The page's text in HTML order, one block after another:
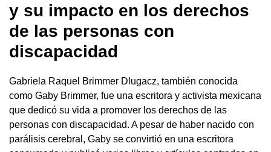
y su impacto en los derechos
de las personas con
discapacidad
Gabriela Raquel Brimmer Dlugacz, también conocida
como Gaby Brimmer, fue una escritora y activista mexicana
que dedicó su vida a promover los derechos de las
personas con discapacidad. A pesar de haber nacido con
parálisis cerebral, Gaby se convirtió en una escritora